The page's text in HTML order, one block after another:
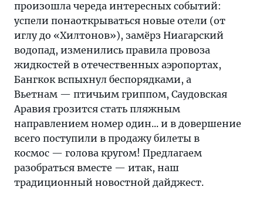
произошла череда интересных событий:
успели понаоткрываться новые отели (от
иглу до «Хилтонов»), замёрз Ниагарский
водопад, изменились правила провоза
жидкостей в отечественных аэропортах,
Бангкок вспыхнул беспорядками, а
Вьетнам — птичьим гриппом, Саудовская
Аравия грозится стать пляжным
направлением номер один... и в довершение
всего поступили в продажу билеты в
космос — голова кругом! Предлагаем
разобраться вместе — итак, наш
традиционный новостной дайджест.